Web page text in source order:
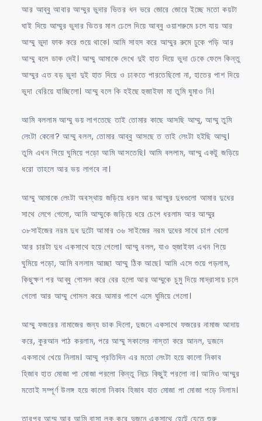
আর আব্বু আবার আম্মুর ভুদার ভিতর ধন ভরে জোরে জোরে ইচ্ছে মতো কয়টা
ঘাই দিয়ে আম্মুর ভুদার ভিতর মাল ঢেলে দিয়ে আব্বু ওয়াশরুমে চলে যায় আর
আম্মু ভুদা ফাক করে শুয়ে থাকে। আমি সাহস করে আম্মুর রুমে ঢুকে পড়ি আর
আম্মু বলে ডাক দেই। আম্মু আমাকে দেখে দুই হাত দিয়ে ভুদা ঢেকে ফেলে কিন্তু
আম্মুর এত বড় ভুদা দুই হাত দিয়ে ও ঢাকতে পারতেছিলো না, হাতের পাশ দিয়ে
ভুদা বেরিয়ে যাচ্ছিলো। আম্মু বলে কি হইছে হুজাইফা মা তুমি ঘুমাও নি।
আমি বললাম আম্মু ভয় লাগতেছে তাই তোমার কাছে আসছি আম্মু, আম্মু তুমি
লেংটা কেনো? আম্মু বলল, তোমার আব্বু আসছে ত তাই লেংটা হইছি আম্মু।
তুমি এখন গিয়ে ঘুমিয়ে পড়ো আমি আসতেছি। আমি বললাম, আম্মু একটু জড়িয়ে
ধরো তাহলে আর ভয় লাগবে না।
আম্মু আমাকে লেংটা অবস্থায় জড়িয়ে ধরল আর আম্মুর দুধগুলো আমার দুধের
সাথে লেগে গেলো, আমি আম্মুকে জড়িয়ে ধরে চেপে ধরলাম আর আম্মুর
৩৮সাইজের নরম দুধ দুটো আমার ৩৬ সাইজের নরম দুধের সাথে চাপ খেলো
আর চারটা দুধ একসাথে হয়ে গেলো। আম্মু বলল, যাও হুজাইফা এখন গিয়ে
ঘুমিয়ে পড়ো, আমি বললাম আচ্ছা আম্মু ঠিক আছে। আমি এসে শুয়ে পড়লাম,
কিছুক্ষণ পর আব্বু গোসল করে বের হলো আর আম্মুকে চুমু দিয়ে মাদ্রাসায় চলে
গেলো আর আম্মু গোসল করে আমার পাশে এসে ঘুমিয়ে গেলো।
আম্মু ফজরের নামাজের জন্য ডাক দিলো, দুজনে একসাথে ফজরের নামাজ আদায়
করে, কুরআন পাঠ করলাম, পরে আম্মু সকালের নাস্তা করে আনল, দুজনে
একসাথে খেয়ে নিলাম। আম্মু প্রতিদিন এর মতো লেংটা হয়ে কালো নিকাব
হিজাব হাত মোজা পা মোজা পরলো কিন্তু নিচে কিছুই পরলো না। আমিও আম্মুর
মতোই সম্পূর্ণ উলঙ্গ হয়ে কালো নিকাব হিজাব হাত মোজা পা মোজা পড়ে নিলাম।